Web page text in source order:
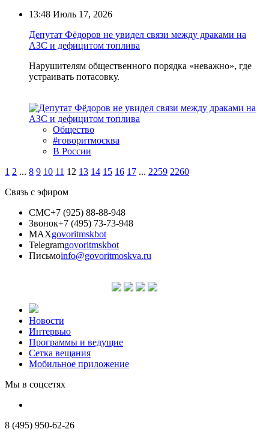
13:48 Июль 17, 2026
Депутат Фёдоров не увидел связи между драками на
АЗС и дефицитом топлива
Нарушителям общественного порядка «неважно», где
устраивать потасовку.
Общество
#говоритмосква
В России
1 2 ... 8 9 10 11 12 13 14 15 16 17 ... 2259 2260
Связь с эфиром
СМС+7 (925) 88-88-948
Звонок+7 (495) 73-73-948
MAXgovoritmskbot
Telegramgovoritmskbot
Письмоinfo@govoritmoskva.ru
Новости
Интервью
Программы и ведущие
Сетка вещания
Мобильное приложение
Мы в соцсетях
8 (495) 950-62-26